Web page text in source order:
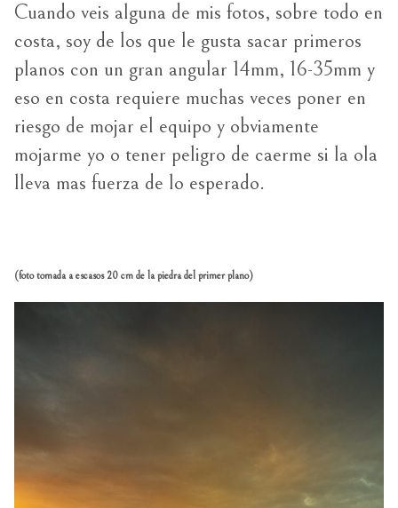
Cuando veis alguna de mis fotos, sobre todo en
costa, soy de los que le gusta sacar primeros
planos con un gran angular 14mm, 16-35mm y
eso en costa requiere muchas veces poner en
riesgo de mojar el equipo y obviamente
mojarme yo o tener peligro de caerme si la ola
lleva mas fuerza de lo esperado.
(foto tomada a escasos 20 cm de la piedra del primer plano)